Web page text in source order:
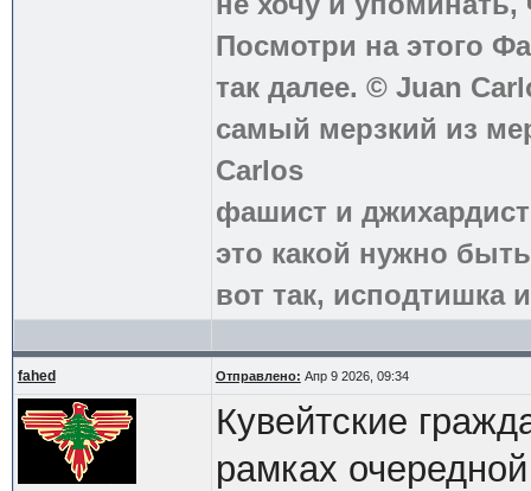
Посмотри на этого
так далее. © Juan
самый мерзкий из
Carlos
фашист и
это какой нужно
вот так, исподтишка
fahed Отправлено: Апр 9 2026, 09:34
Кувейтские
рамках